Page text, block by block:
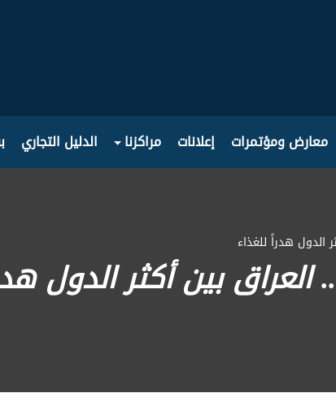
معارض ومؤتمرات إعلانات مراكزنا الدليل التجاري
الدول هدراً للغذاء
بين أكثر الدول